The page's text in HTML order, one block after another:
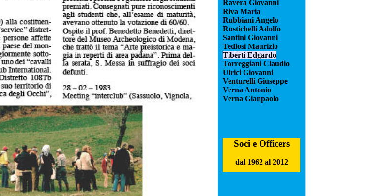
Ravera Giovanni
Riva Maria
Rubbiani Angelo
Rustichelli Adolfo
Santini Giovanni
Tediosi Maurizio
Tiberti Edgardo
Torreggiani Claudio
Ulrici Giovanni
Venturelli Giuseppe
Verna Antonio
Verna Gianpaolo
Soci e Officers
dal 1962 al 2012